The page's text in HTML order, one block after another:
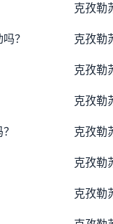
克孜勒
？ 克孜勒
克孜勒
克孜勒
克孜勒
克孜勒
克孜勒